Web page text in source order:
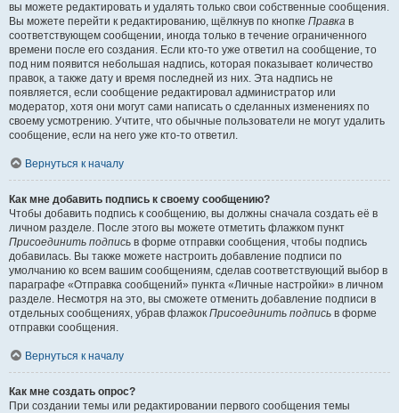
вы можете редактировать и удалять только свои собственные сообщения.
Вы можете перейти к редактированию, щёлкнув по кнопке Правка в
соответствующем сообщении, иногда только в течение ограниченного
времени после его создания. Если кто-то уже ответил на сообщение, то
под ним появится небольшая надпись, которая показывает количество
правок, а также дату и время последней из них. Эта надпись не
появляется, если сообщение редактировал администратор или
модератор, хотя они могут сами написать о сделанных изменениях по
своему усмотрению. Учтите, что обычные пользователи не могут удалить
сообщение, если на него уже кто-то ответил.
Вернуться к началу
Как мне добавить подпись к своему сообщению?
Чтобы добавить подпись к сообщению, вы должны сначала создать её в
личном разделе. После этого вы можете отметить флажком пункт
Присоединить подпись в форме отправки сообщения, чтобы подпись
добавилась. Вы также можете настроить добавление подписи по
умолчанию ко всем вашим сообщениям, сделав соответствующий выбор в
параграфе «Отправка сообщений» пункта «Личные настройки» в личном
разделе. Несмотря на это, вы сможете отменить добавление подписи в
отдельных сообщениях, убрав флажок Присоединить подпись в форме
отправки сообщения.
Вернуться к началу
Как мне создать опрос?
При создании темы или редактировании первого сообщения темы